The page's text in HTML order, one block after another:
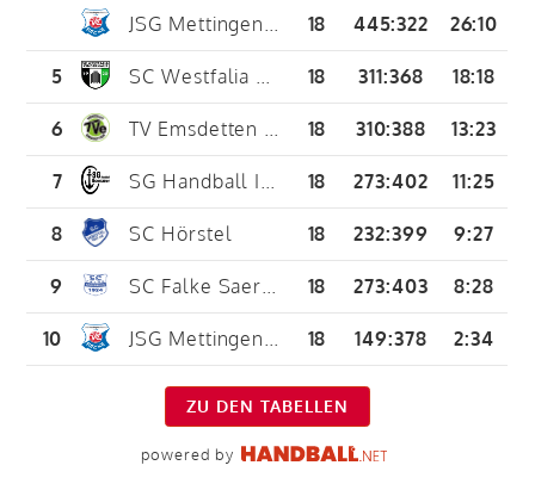
18 445:322 26:10
5 18 311:368 18:18
6 18 310:388 13:23
7 18 273:402 11:25
8 SC Hörstel 18 232:399 9:27
9 18 273:403 8:28
10 18 149:378 2:34
ZU DEN TABELLEN
powered by